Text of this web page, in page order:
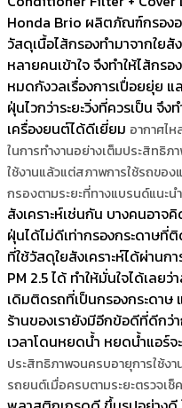
Honda Brio ผลิตภัณฑ์กรอง
วัสดุเนื้อไส้กรองทำมาจากใยสั
หลายคนเข้าใจ จึงทำให้ไส้กร
หมดกังวลเรื่องการเปื่อยยุ่ย แ
ฝุ่นไวกว่าระยะวิ่งที่ควรเป็น จึ
เครื่องยนต์ได้ดีเยี่ยม อากาศไ
ในการทำงานอย่างเต็มประสิทธิภ
ใช้งานแล้วแต่สภาพการใช้รถขอ
กรองตามระยะที่ทางแบรนด์แนะน
สังเคราะห์เช่นกัน บางคนอาจ
ฝุ่นได้ไม่ดีเท่ากรองกระดาษที่
ที่ใช้วัสดุใยสังเคราะห์ได้ผ่าน
PM 2.5 ได้ ทำให้มั่นใจได้เลย
เดิมติดรถที่เป็นกรองกระดาษ
ร้านของเรายังมีอีกข้อดีที่ดีกว่
เวลาโดนหยดน้ำ หยดน้ำแอร์จ
ประสิทธิภาพจนครบอายุการใช้ง
รถยนต์เมื่อครบตามระยะตรวจเ